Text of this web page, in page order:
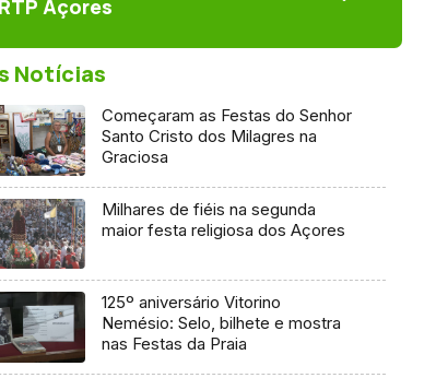
RTP Açores
Notícias
Começaram as Festas do Senhor
Santo Cristo dos Milagres na
Graciosa
Milhares de fiéis na segunda
maior festa religiosa dos Açores
125º aniversário Vitorino
Nemésio: Selo, bilhete e mostra
nas Festas da Praia